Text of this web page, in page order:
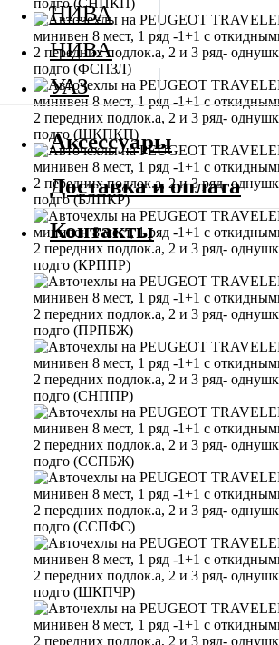
НИВА
НИВА
УАЗ
Аксессуары
Доставка и оплата
Контакты